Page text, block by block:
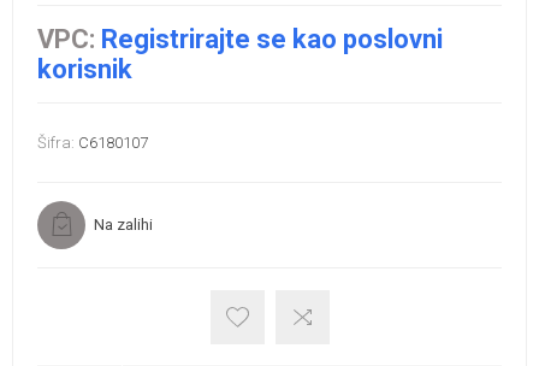
VPC: Registrirajte se kao poslovni
korisnik
Šifra: C6180107
Na zalihi